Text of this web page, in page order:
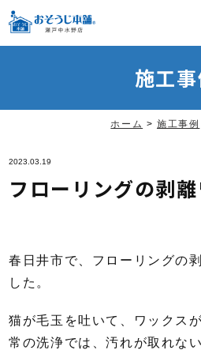
施工
ホーム > 施工事例
2023.03.19
フローリングの剥
春日井市で、フローリングの
した。
猫が毛玉を吐いて、ワックス
常の洗浄では、汚れが取れな